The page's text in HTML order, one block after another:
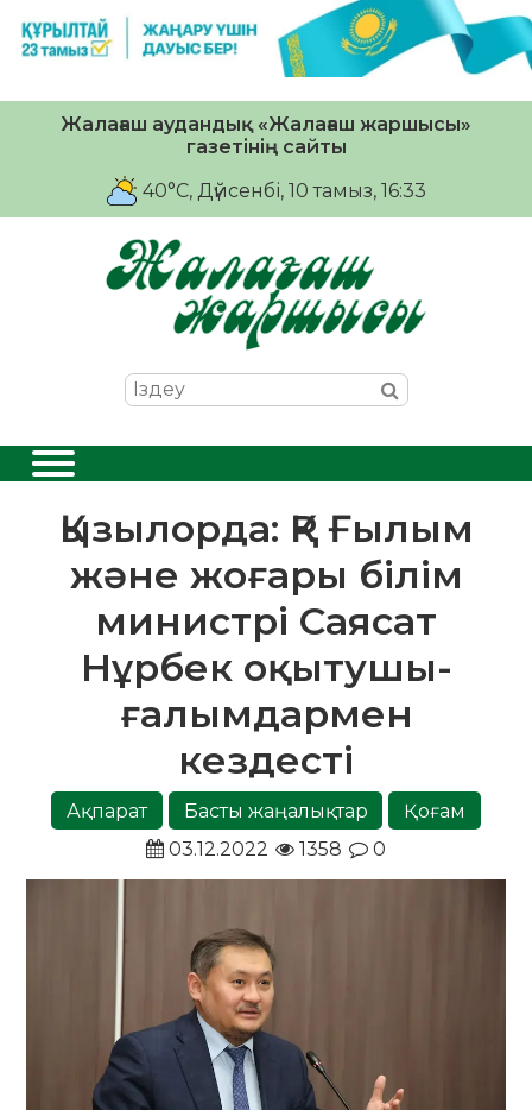
Жалағаш аудандық «Жалағаш жаршысы»
газетінің сайты
40°C, Дүйсенбі, 10 тамыз, 16:33
Қызылорда: ҚР Ғылым
және жоғары білім
министрі Саясат
Нұрбек оқытушы-
ғалымдармен
кездесті
Ақпарат Басты жаңалықтар
Қоғам
03.12.2022
1358 0